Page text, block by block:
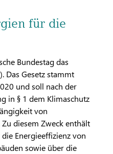
für die
Bundestag das
Das Gesetz stammt
und soll nach der
in § 1 dem Klimaschutz
von
diesem Zweck enthält
Energieeffizienz von
sowie über die